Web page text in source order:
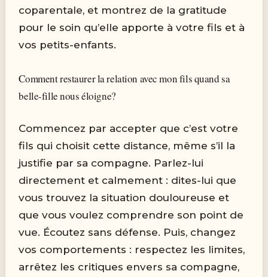
coparentale, et montrez de la gratitude
pour le soin qu’elle apporte à votre fils et à
vos petits-enfants.
Comment restaurer la relation avec mon fils quand sa
belle-fille nous éloigne?
Commencez par accepter que c’est votre
fils qui choisit cette distance, même s’il la
justifie par sa compagne. Parlez-lui
directement et calmement : dites-lui que
vous trouvez la situation douloureuse et
que vous voulez comprendre son point de
vue. Écoutez sans défense. Puis, changez
vos comportements : respectez les limites,
arrêtez les critiques envers sa compagne,